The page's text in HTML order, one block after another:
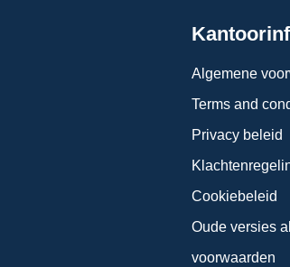
Algemene
Terms and
Privacy beleid
Cookiebeleid
Oude versies
voorwaarden